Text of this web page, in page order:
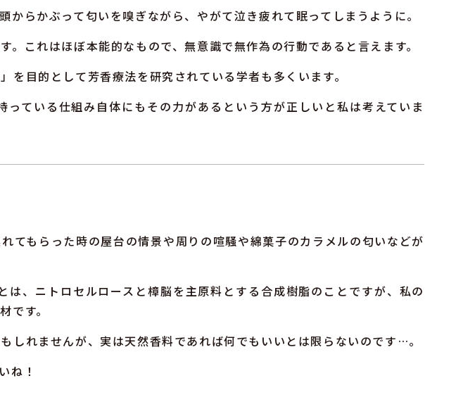
らかぶって匂いを嗅ぎながら、やがて泣き疲れて眠ってしまうように。
これはほぼ本能的なもので、無意識で無作為の行動であると言えます。
目的として芳香療法を研究されている学者も多くいます。
ている仕組み自体にもその力があるという方が正しいと私は考えていま
てもらった時の屋台の情景や周りの喧騒や綿菓子のカラメルの匂いなどが
、ニトロセルロースと樟脳を主原料とする合成樹脂のことですが、私の
です。
れませんが、実は天然香料であれば何でもいいとは限らないのです…。
ね！